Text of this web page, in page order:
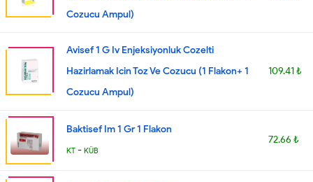
Cozucu Ampul)
Avisef 1 G Iv Enjeksiyonluk Cozelti
Hazirlamak Icin Toz Ve Cozucu (1 Flakon+ 1
Cozucu Ampul)
109.41 ₺
Baktisef Im 1 Gr 1 Flakon
KT - KÜB
72.66 ₺